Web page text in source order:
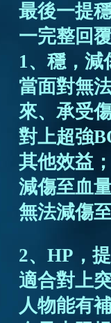
最後一提
一完整回
1、穩，減
當面對無
來、承受
對上超強
其他效益
減傷至血
無法減傷
2、HP，
適合對上
人物能有